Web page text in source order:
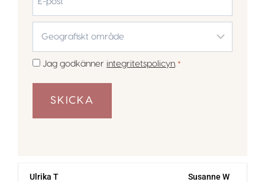
post
område
*
Samtycke
Jag godkänner integritetspolicyn. *